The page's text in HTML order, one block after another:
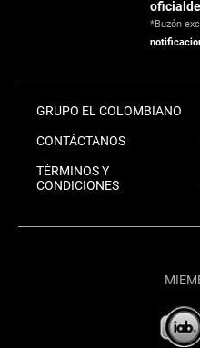
*Buzón
GRUPO EL COLOMBIANO
CONTÁCTANOS
TÉRMINOS Y
CONDICIONES